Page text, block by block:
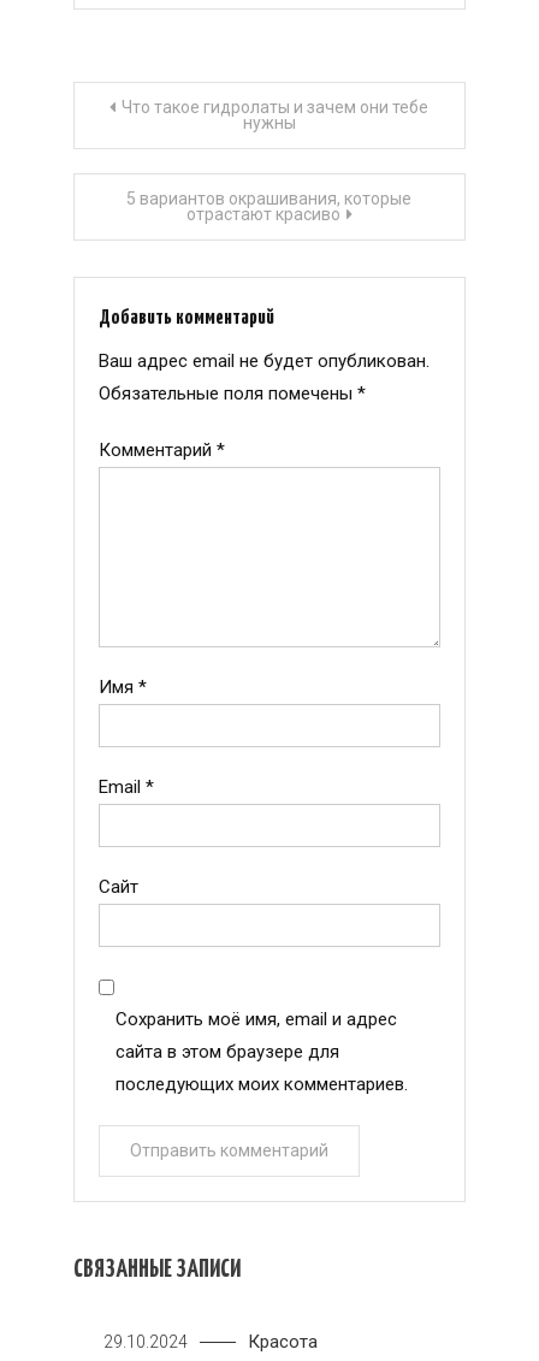
Навигация
по
записям
Что такое гидролаты и зачем они тебе
нужны
5 вариантов окрашивания, которые
отрастают красиво
Добавить комментарий
Ваш адрес email не будет опубликован.
Обязательные поля помечены *
Комментарий *
Имя *
Email *
Сайт
Сохранить моё имя, email и адрес
сайта в этом браузере для
последующих моих комментариев.
СВЯЗАННЫЕ ЗАПИСИ
29.10.2024 Красота